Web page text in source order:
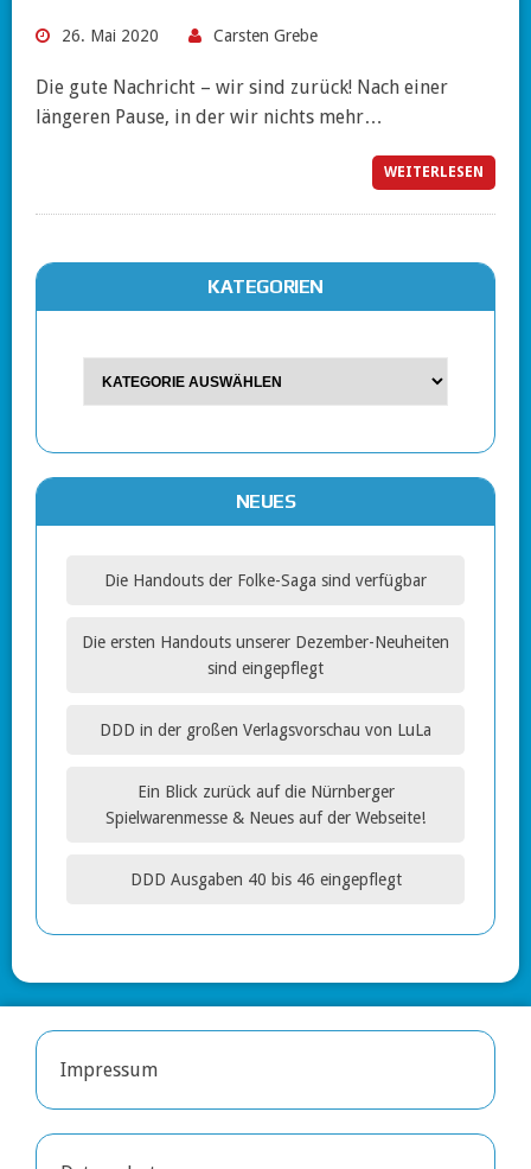
26. Mai 2020 Carsten Grebe
Die gute Nachricht – wir sind zurück! Nach einer
längeren Pause, in der wir nichts mehr…
WEITERLESEN
KATEGORIEN
NEUES
Die Handouts der Folke-Saga sind verfügbar
Die ersten Handouts unserer Dezember-Neuheiten
sind eingepflegt
DDD in der großen Verlagsvorschau von LuLa
Ein Blick zurück auf die Nürnberger
Spielwarenmesse & Neues auf der Webseite!
DDD Ausgaben 40 bis 46 eingepflegt
Impressum